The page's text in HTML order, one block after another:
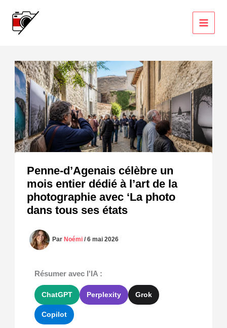
contenu
Penne-d’Agenais célèbre un
mois entier dédié à l’art de la
photographie avec ‘La photo
dans tous ses états
ParNoémi/6 mai 2026
Résumer avec l'IA :
ChatGPT Perplexity Grok
Copilot